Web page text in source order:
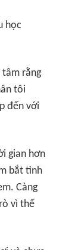
học
tâm rằng
tôi
đến với
gian hơn
bắt tình
Càng
vì thế